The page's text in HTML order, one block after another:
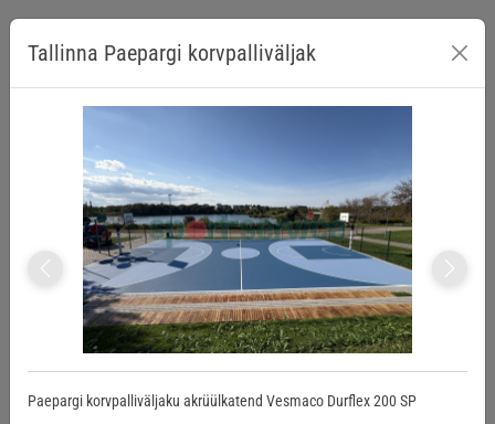
Vormsi Spordihoone Mustjõe spordiplats
2025
Tallinna Paepargi korvpalliväljak
Previous Next
Paepargi korvpalliväljaku akrüülkatend Vesmaco Durflex 200 SP